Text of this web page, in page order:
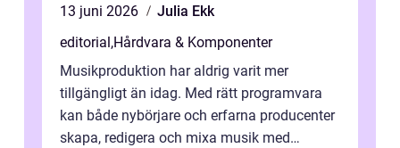
13 juni 2026
Julia Ekk
editorial,Hårdvara & Komponenter
Musikproduktion har aldrig varit mer
tillgängligt än idag. Med rätt programvara
kan både nybörjare och erfarna producenter
skapa, redigera och mixa musik med